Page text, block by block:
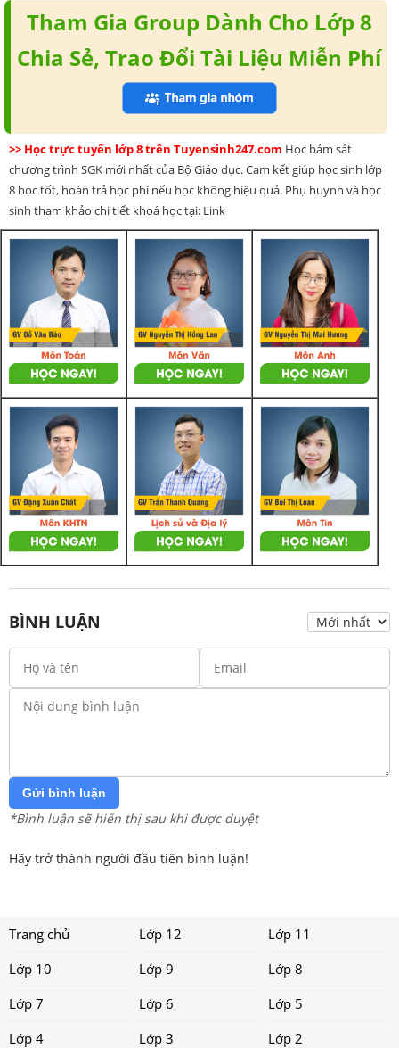
Tham Gia Group Dành Cho Lớp 8
Chia Sẻ, Trao Đổi Tài Liệu Miễn Phí
>> Học trực tuyến lớp 8 trên Tuyensinh247.com Học bám sát
chương trình SGK mới nhất của Bộ Giáo dục. Cam kết giúp học sinh lớp
8 học tốt, hoàn trả học phí nếu học không hiệu quả. Phụ huynh và học
sinh tham khảo chi tiết khoá học tại: Link
BÌNH LUẬN
Gửi bình luận
*Bình luận sẽ hiển thị sau khi được duyệt
Hãy trở thành người đầu tiên bình luận!
Trang chủ Lớp 12
Lớp 11
Lớp 10
Lớp 9
Lớp 8
Lớp 7
Lớp 6
Lớp 5
Lớp 4
Lớp 3 Lớp 2